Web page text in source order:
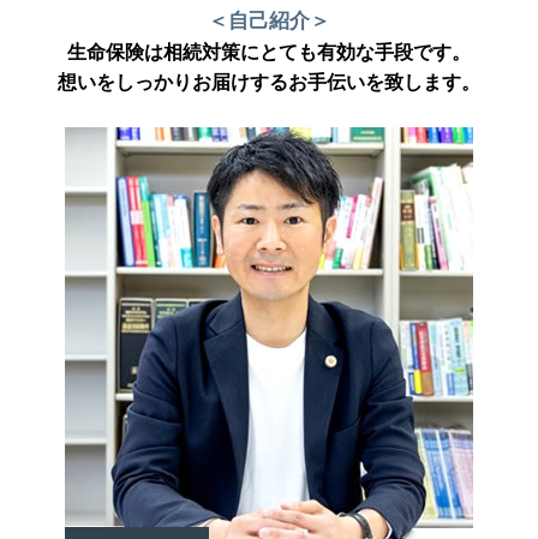
＜自己紹介＞
生命保険は相続対策にとても有効な手段です。
想いをしっかりお届けするお手伝いを致します。